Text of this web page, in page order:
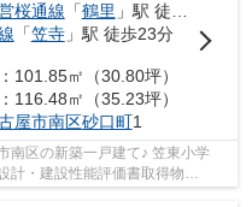
桜通線 「鶴里 」駅 徒歩18分
「笠寺」駅 徒歩23分
101.85㎡（30.80坪）
116.48㎡（35.23坪）
屋市南区砂口町1
区の新築一戸建て♪ 笠東小学
・建設性能評価書取得物